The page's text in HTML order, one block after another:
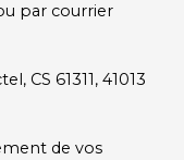
par courrier
CS 61311, 41013
de vos